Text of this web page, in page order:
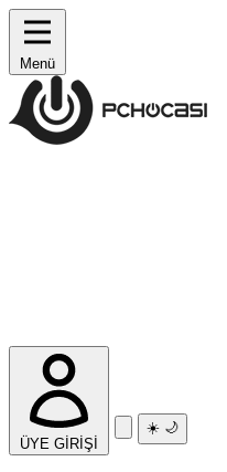
Menü
ÜYE GİRİŞİ
☀️ 🌙